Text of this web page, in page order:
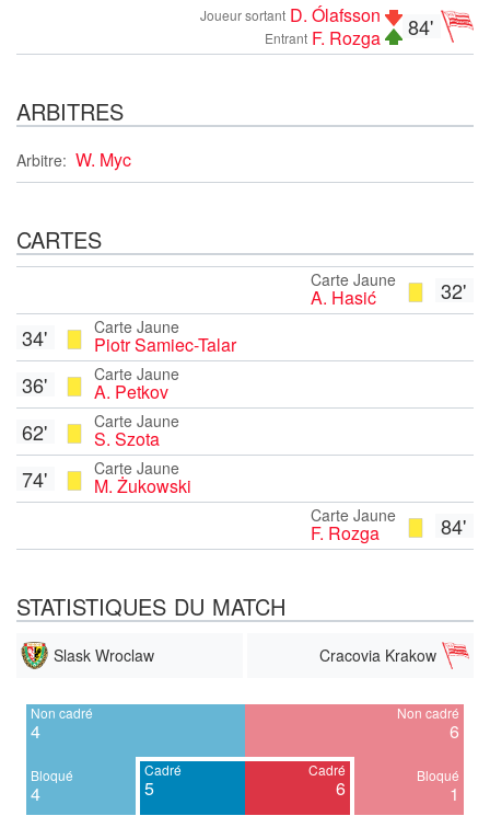
84'
Joueur sortant D. Ólafsson
Entrant F. Rozga
ARBITRES
Arbitre: W. Myc
CARTES
32'
Carte Jaune
A. Hasić
Carte Jaune
Piotr Samiec-Talar
34'
Carte Jaune
A. Petkov
36'
Carte Jaune
S. Szota
62'
Carte Jaune
M. Żukowski
74'
84'
Carte Jaune
F. Rozga
STATISTIQUES DU MATCH
Slask Wroclaw Cracovia Krakow
Non cadré
4
Bloqué
4
Cadré
5
Cadré
6
Non cadré
6
Bloqué
1